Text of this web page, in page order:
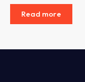
Read more